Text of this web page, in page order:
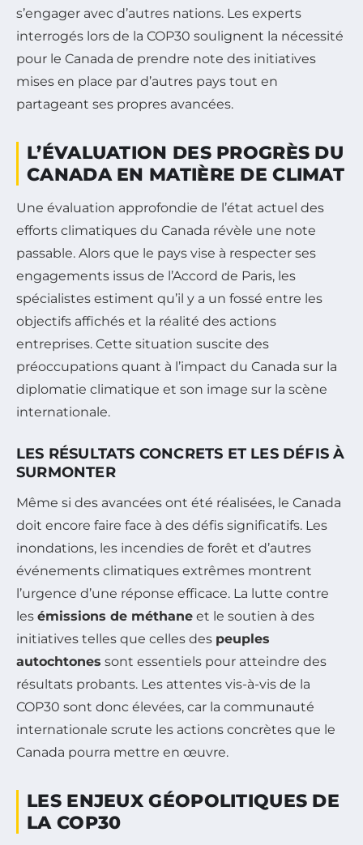
s’engager avec d’autres nations. Les experts
interrogés lors de la COP30 soulignent la nécessité
pour le Canada de prendre note des initiatives
mises en place par d’autres pays tout en
partageant ses propres avancées.
L’ÉVALUATION DES PROGRÈS DU
CANADA EN MATIÈRE DE CLIMAT
Une évaluation approfondie de l’état actuel des
efforts climatiques du Canada révèle une note
passable. Alors que le pays vise à respecter ses
engagements issus de l’Accord de Paris, les
spécialistes estiment qu’il y a un fossé entre les
objectifs affichés et la réalité des actions
entreprises. Cette situation suscite des
préoccupations quant à l’impact du Canada sur la
diplomatie climatique et son image sur la scène
internationale.
LES RÉSULTATS CONCRETS ET LES DÉFIS À
SURMONTER
Même si des avancées ont été réalisées, le Canada
doit encore faire face à des défis significatifs. Les
inondations, les incendies de forêt et d’autres
événements climatiques extrêmes montrent
l’urgence d’une réponse efficace. La lutte contre
les émissions de méthane et le soutien à des
initiatives telles que celles des peuples
autochtones sont essentiels pour atteindre des
résultats probants. Les attentes vis-à-vis de la
COP30 sont donc élevées, car la communauté
internationale scrute les actions concrètes que le
Canada pourra mettre en œuvre.
LES ENJEUX GÉOPOLITIQUES DE
LA COP30